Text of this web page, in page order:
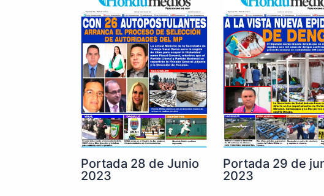
Portada 28 de Junio
2023
Portada 29 de
2023